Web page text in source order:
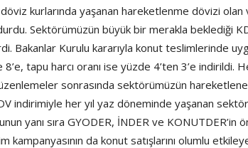
kurlarında yaşanan hareketlenme dövizi
Sektörümüzün büyük bir merakla beklediği
Bakanlar Kurulu kararıyla konut teslimlerinde
8’e, tapu harcı oranı ise yüzde 4’ten 3’e indirildi.
sonrasında sektörümüzün
indirimiyle her yıl yaz döneminde yaşanan
yanı sıra GYODER, İNDER ve KONUTDER’in
kampanyasının da konut satışlarını olumlu